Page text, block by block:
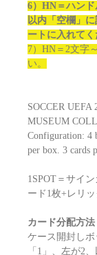
6）HN＝ハン
以内「空欄」
ートに入れてく
7）HN＝2文字
い。
SOCCER UEFA
MUSEUM
Configuration: 4
per box. 3 cards
1SPOT＝サイ
ード1枚+レリ
カード分配方法
ケース開封し
「1」、左が2